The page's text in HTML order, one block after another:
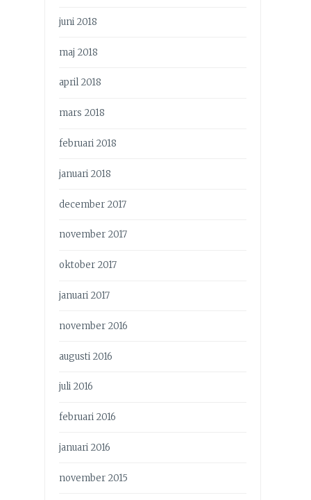
juni 2018
maj 2018
april 2018
mars 2018
februari 2018
januari 2018
december 2017
november 2017
oktober 2017
januari 2017
november 2016
augusti 2016
juli 2016
februari 2016
januari 2016
november 2015